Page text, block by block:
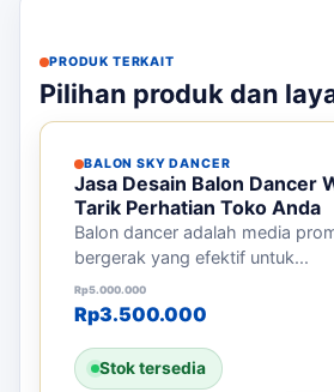
PRODUK TERKAIT
Pilihan produk dan
BALON SKY DANCER
Jasa Desain Balon Dancer
Tarik Perhatian Toko Anda
Balon dancer adalah media
bergerak yang efektif untuk...
Rp5.000.000
Harga aslinya adalah:
Rp3.500.000
Harga saat ini adalah:
Stok tersedia